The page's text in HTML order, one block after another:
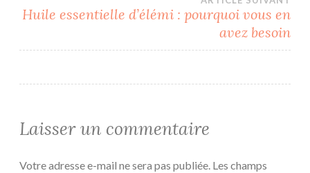
l’article
Huile essentielle d’élémi : pourquoi vous en
avez besoin
Laisser un commentaire
Votre adresse e-mail ne sera pas publiée. Les champs